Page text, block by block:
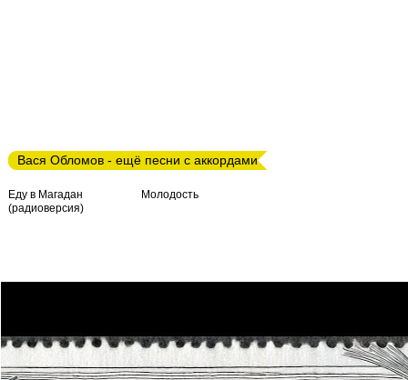
Вася Обломов - ещё песни с аккордами
Еду в Магадан
(радиоверсия)
Молодость